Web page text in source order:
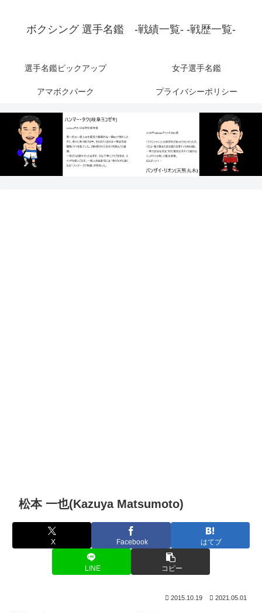
ボクシング 選手名鑑 -戦績一覧- -戦歴一覧-
選手名鑑ピックアップ 女子選手名鑑
アマボクパーク プライバシーポリシー
松本 一也(Kazuya Matsumoto)
X Facebook はてブ
LINE コピー
2015.10.19 2021.05.01